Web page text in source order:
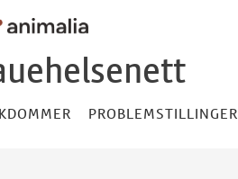
PROBLEMSTILLINGER